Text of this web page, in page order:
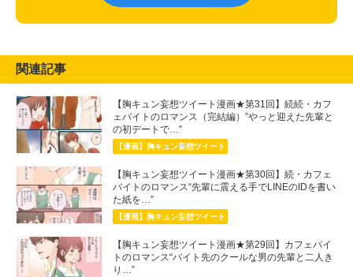
関連記事
【胸キュン妄想ツイート漫画★第31回】続続・カフ
ェバイトのロマンス（完結編）”やっと迎えた先輩と
の初デートで…”
【漫画】胸キュン妄想ツイート
【胸キュン妄想ツイート漫画★第30回】続・カフェ
バイトのロマンス“先輩に震える手でLINEのIDを書い
た紙を…”
【漫画】胸キュン妄想ツイート
【胸キュン妄想ツイート漫画★第29回】カフェバイ
トのロマンス“バイト先のクールな男の先輩と二人き
り…”